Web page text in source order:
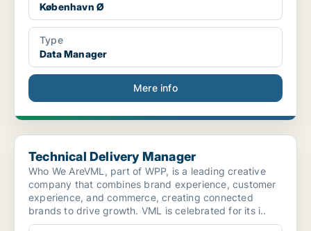
København Ø
Type
Data Manager
Mere info
Technical Delivery Manager
Technical Delivery Manager
Who We AreVML, part of WPP, is a leading creative
company that combines brand experience, customer
experience, and commerce, creating connected
brands to drive growth. VML is celebrated for its i..